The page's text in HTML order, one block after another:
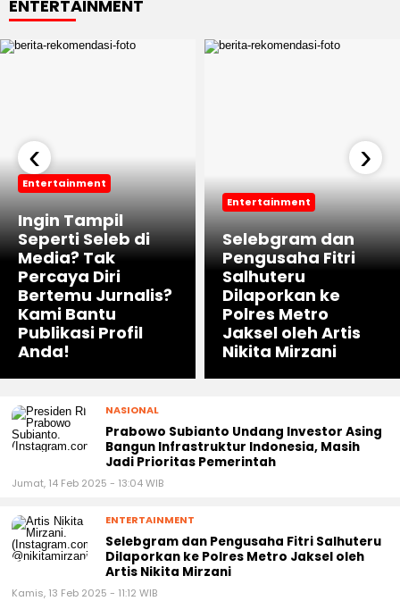
ENTERTAINMENT
Entertainment
Ingin Tampil
Seperti Seleb di
Media? Tak
Percaya Diri
Bertemu Jurnalis?
Kami Bantu
Publikasi Profil
Anda!
Entertainment
Selebgram dan
Pengusaha Fitri
Salhuteru
Dilaporkan ke
Polres Metro
Jaksel oleh Artis
Nikita Mirzani
‹ ›
NASIONAL
Prabowo Subianto Undang Investor Asing
Bangun Infrastruktur Indonesia, Masih
Jadi Prioritas Pemerintah
Jumat, 14 Feb 2025 - 13:04 WIB
ENTERTAINMENT
Selebgram dan Pengusaha Fitri Salhuteru
Dilaporkan ke Polres Metro Jaksel oleh
Artis Nikita Mirzani
Kamis, 13 Feb 2025 - 11:12 WIB